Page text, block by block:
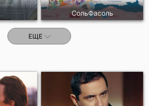
СольФасоль
ЕЩЕ